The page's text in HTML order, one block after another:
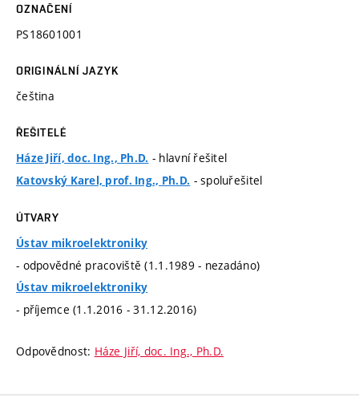
OZNAČENÍ
PS18601001
ORIGINÁLNÍ JAZYK
čeština
ŘEŠITELÉ
Háze Jiří, doc. Ing., Ph.D. - hlavní řešitel
Katovský Karel, prof. Ing., Ph.D. - spoluřešitel
ÚTVARY
Ústav mikroelektroniky
- odpovědné pracoviště (1.1.1989 - nezadáno)
Ústav mikroelektroniky
- příjemce (1.1.2016 - 31.12.2016)
Odpovědnost: Háze Jiří, doc. Ing., Ph.D.